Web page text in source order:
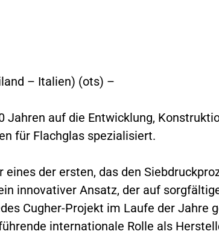
– Italien) (ots) –
Jahren auf die Entwicklung,
für Flachglas spezialisiert.
eines der ersten, das den
innovativer Ansatz, der auf
Cugher-Projekt im Laufe der Jahre
internationale Rolle als